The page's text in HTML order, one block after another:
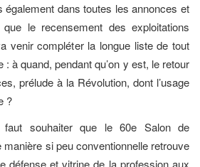
dans toutes les annonces et
le recensement des exploitations
venir compléter la longue liste de tout
à quand, pendant qu’on y est, le retour
prélude à la Révolution, dont l’usage
?
faut souhaiter que le 60e Salon de
manière si peu conventionnelle retrouve
défense et vitrine de la profession aux